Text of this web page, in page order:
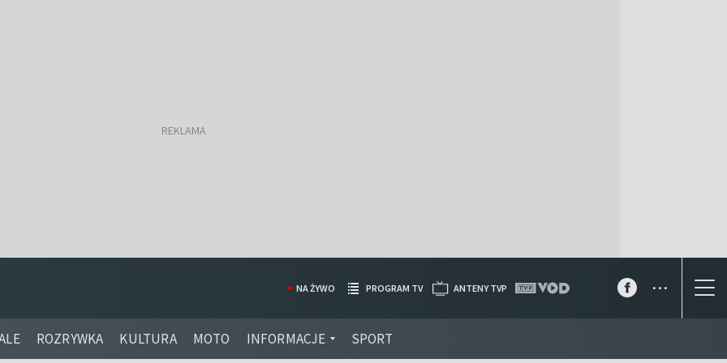
ROZRYWKA KULTURA MOTO INFORMACJE SPORT
NA ŻYWO PROGRAM TV ANTENY TVP ...